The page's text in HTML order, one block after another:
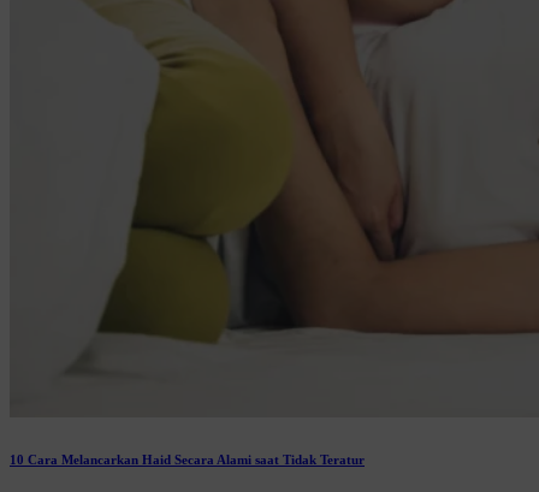
10 Cara Melancarkan Haid Secara Alami saat Tidak Teratur